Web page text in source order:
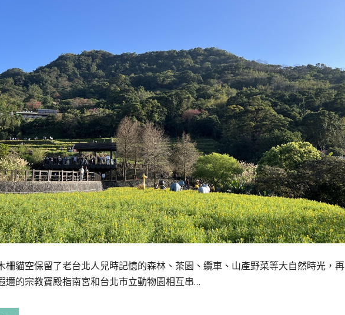
柵貓空保留了老台北人兒時記憶的森林、茶園、纜車、山產野菜等大自然時光，再
邇的宗教寶殿指南宮和台北市立動物園相互串…